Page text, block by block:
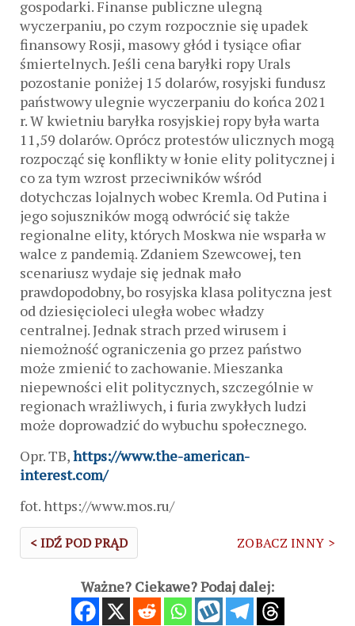
gospodarki. Finanse publiczne ulegną
wyczerpaniu, po czym rozpocznie się upadek
finansowy Rosji, masowy głód i tysiące ofiar
śmiertelnych. Jeśli cena baryłki ropy Urals
pozostanie poniżej 15 dolarów, rosyjski fundusz
państwowy ulegnie wyczerpaniu do końca 2021
r. W kwietniu baryłka rosyjskiej ropy była warta
11,59 dolarów. Oprócz protestów ulicznych mogą
rozpocząć się konflikty w łonie elity politycznej i
co za tym wzrost przeciwników wśród
dotychczas lojalnych wobec Kremla. Od Putina i
jego sojuszników mogą odwrócić się także
regionalne elity, których Moskwa nie wsparła w
walce z pandemią. Zdaniem Szewcowej, ten
scenariusz wydaje się jednak mało
prawdopodobny, bo rosyjska klasa polityczna jest
od dziesięcioleci uległa wobec władzy
centralnej. Jednak strach przed wirusem i
niemożność ograniczenia go przez państwo
może zmienić to zachowanie. Mieszanka
niepewności elit politycznych, szczególnie w
regionach wrażliwych, i furia zwykłych ludzi
może doprowadzić do wybuchu społecznego.
Opr. TB,https://www.the-american-
interest.com/
fot. https://www.mos.ru/
< IDŹ POD PRĄD ZOBACZ INNY >
Ważne? Ciekawe? Podaj dalej: